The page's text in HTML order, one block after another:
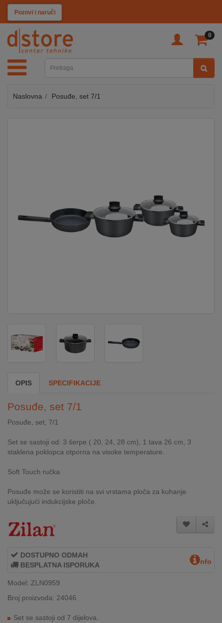
Pozovi i naruči
0
KATEGORIJE
TV
SAT
MOBILNI
APARATI
KLIMATIZACIJA
&
GAME
INTERNO
MOJ
NALOG
AKCIJE
NOVO
PONUDI
Naslovna Posuđe, set 7/1
OPIS SPECIFIKACIJE
Posuđe, set 7/1
Posuđe, set, 7/1
Set se sastoji od: 3 šerpe ( 20, 24, 28 cm), 1 tava 26 cm, 3
staklena poklopca otporna na visoke temperature.
Soft Touch ručka
Posuđe može se koristiti na svi vrstama ploča za kuhanje
uključujući indukcijske ploče.
DOSTUPNO ODMAH
BESPLATNA ISPORUKA
nfo
Model: ZLN0959
Broj proizvoda: 24046
Set se sastoji od 7 dijelova.